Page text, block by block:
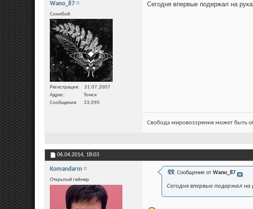
Wano_87
Сонибой
Регистрация
31.07.2007
Адрес
Томск
Сообщения
33,090
Сегодня впервые подержал на
Свобода мировоззрения может быть
06.04.2014, 18:03
Komandarm
Открытый геймер
Сообщение от Wano_87
Сегодня впервые подержал